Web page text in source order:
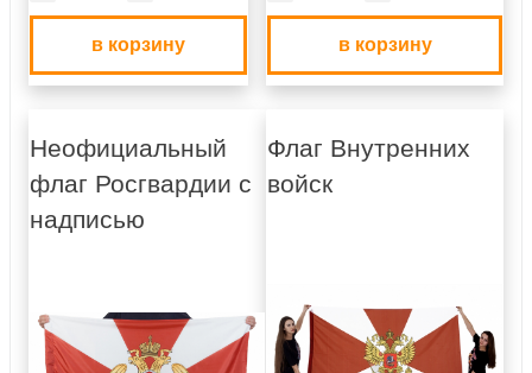
в корзину в корзину
Неофициальный
флаг Росгвардии с
надписью
Флаг Внутренних
войск